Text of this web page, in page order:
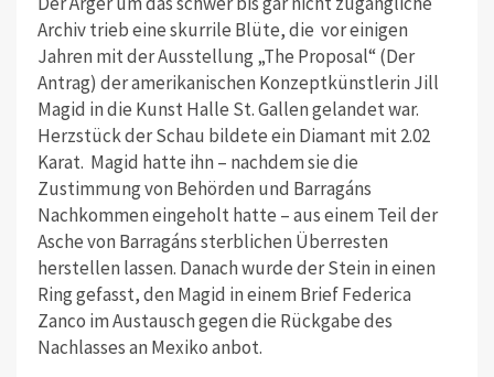
Archiv trieb eine skurrile Blüte, die vor einigen
Jahren mit der Ausstellung „The Proposal“ (Der
Antrag) der amerikanischen Konzeptkünstlerin Jill
Magid in die Kunst Halle St. Gallen gelandet war.
Herzstück der Schau bildete ein Diamant mit 2.02
Karat. Magid hatte ihn – nachdem sie die
Zustimmung von Behörden und Barragáns
Nachkommen eingeholt hatte – aus einem Teil der
Asche von Barragáns sterblichen Überresten
herstellen lassen. Danach wurde der Stein in einen
Ring gefasst, den Magid in einem Brief Federica
Zanco im Austausch gegen die Rückgabe des
Nachlasses an Mexiko anbot.